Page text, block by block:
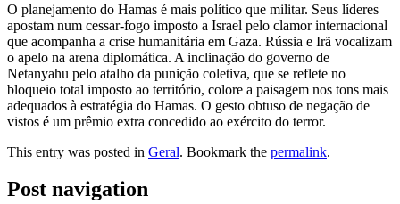
O planejamento do Hamas é mais político que militar. Seus líderes
apostam num cessar-fogo imposto a Israel pelo clamor internacional
que acompanha a crise humanitária em Gaza. Rússia e Irã vocalizam
o apelo na arena diplomática. A inclinação do governo de
Netanyahu pelo atalho da punição coletiva, que se reflete no
bloqueio total imposto ao território, colore a paisagem nos tons mais
adequados à estratégia do Hamas. O gesto obtuso de negação de
vistos é um prêmio extra concedido ao exército do terror.
This entry was posted in Geral. Bookmark the permalink.
Post navigation